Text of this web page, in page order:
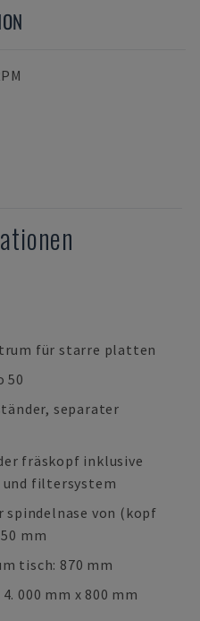
für starre platten
50
separater
fräskopf inklusive
filtersystem
von (kopf
mm
tisch: 870 mm
000 mm x 800 mm